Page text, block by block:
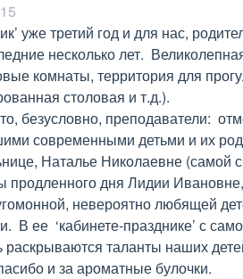
уже третий год и для нас,
несколько лет.
комнаты, территория для
столовая и т.д.).
современными детьми и их
Наталье Николаевне (самой
продленного дня Лидии
невероятно любящей
В ее  ‘кабинете-празднике’ с
раскрываются таланты наших
и за ароматные булочки.